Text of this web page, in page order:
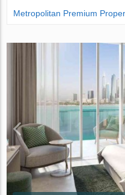
Metropolitan Premium